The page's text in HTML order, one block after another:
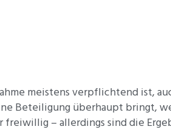
meistens verpflichtend ist,
Beteiligung überhaupt bringt,
– allerdings sind die